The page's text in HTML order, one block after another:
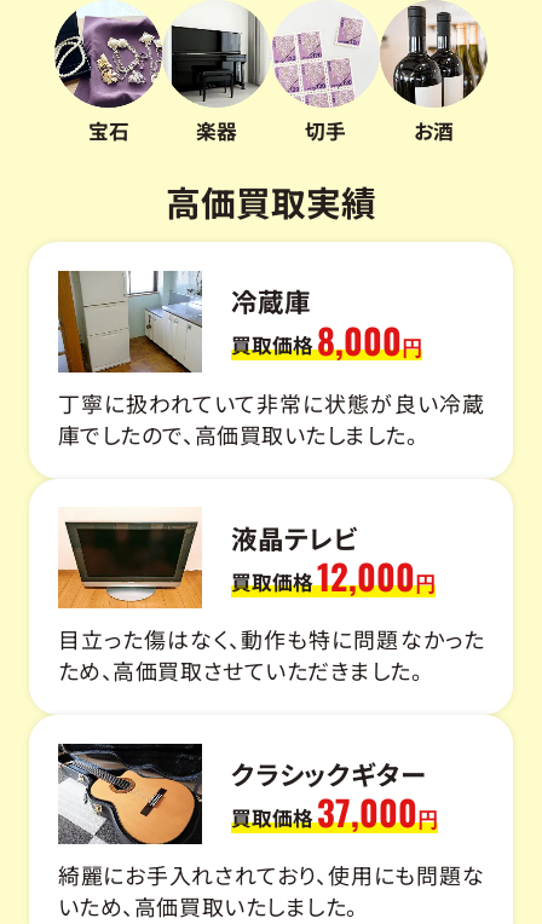
宝石 楽器 切手 お酒
高価買取実績
冷蔵庫
買取価格8,000円
丁寧に扱われていて非常に状態が良い冷蔵
庫でしたので、高価買取いたしました。
液晶テレビ
買取価格12,000円
目立った傷はなく、動作も特に問題なかった
ため、高価買取させていただきました。
クラシックギター
買取価格37,000円
綺麗にお手入れされており、使用にも問題な
いため、高価買取いたしました。